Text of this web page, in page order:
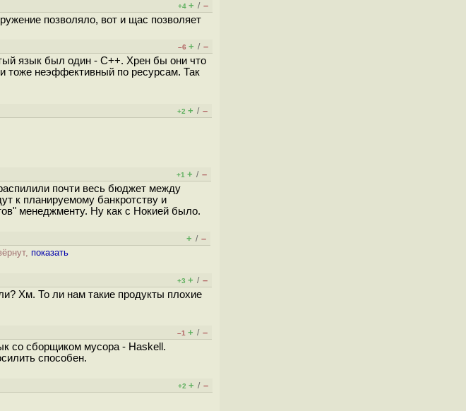
+4 + / –
позволяло, вот и щас позволяет
–6 + / –
язык был один - С++. Хрен бы они что
тоже неэффективный по ресурсам. Так
+2 + / –
+1 + / –
почти весь бюджет между
к планируемому банкротству и
менеджменту. Ну как с Нокией было.
+ / –
показать
+3 + / –
Хм. То ли нам такие продукты плохие
–1 + / –
со сборщиком мусора - Haskell.
способен.
+2 + / –